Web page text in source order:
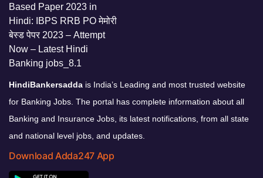
HindiBankersadda is India’s Leading and most trusted website
for Banking Jobs. The portal has complete information about all
Banking and Insurance Jobs, its latest notifications, from all state
and national level jobs, and updates.
Download Adda247 App